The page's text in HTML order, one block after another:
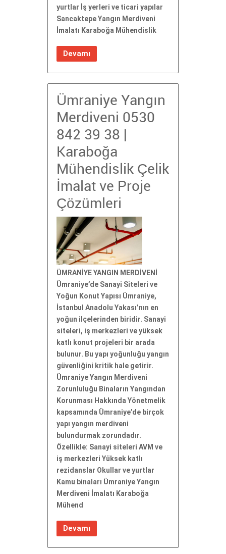
yurtlar İş yerleri ve ticari yapılar
Sancaktepe Yangın Merdiveni
İmalatı Karaboğa Mühendislik
Devamı
Ümraniye Yangın
Merdiveni 0530
842 39 38 |
Karaboğa
Mühendislik Çelik
İmalat ve Proje
Çözümleri
ÜMRANİYE YANGIN MERDİVENİ
Ümraniye’de Sanayi Siteleri ve
Yoğun Konut Yapısı Ümraniye,
İstanbul Anadolu Yakası’nın en
yoğun ilçelerinden biridir. Sanayi
siteleri, iş merkezleri ve yüksek
katlı konut projeleri bir arada
bulunur. Bu yapı yoğunluğu yangın
güvenliğini kritik hale getirir.
Ümraniye Yangın Merdiveni
Zorunluluğu Binaların Yangından
Korunması Hakkında Yönetmelik
kapsamında Ümraniye’de birçok
yapı yangın merdiveni
bulundurmak zorundadır.
Özellikle: Sanayi siteleri AVM ve
iş merkezleri Yüksek katlı
rezidanslar Okullar ve yurtlar
Kamu binaları Ümraniye Yangın
Merdiveni İmalatı Karaboğa
Mühend
Devamı